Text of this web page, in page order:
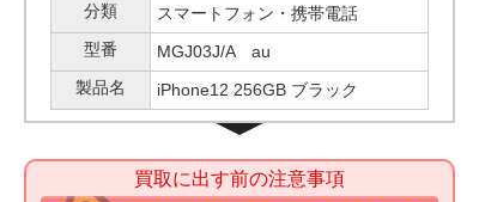
分類
スマートフォン・携帯電話
型番
MGJ03J/A au
製品名
iPhone12 256GB ブラック
買取に出す前の注意事項